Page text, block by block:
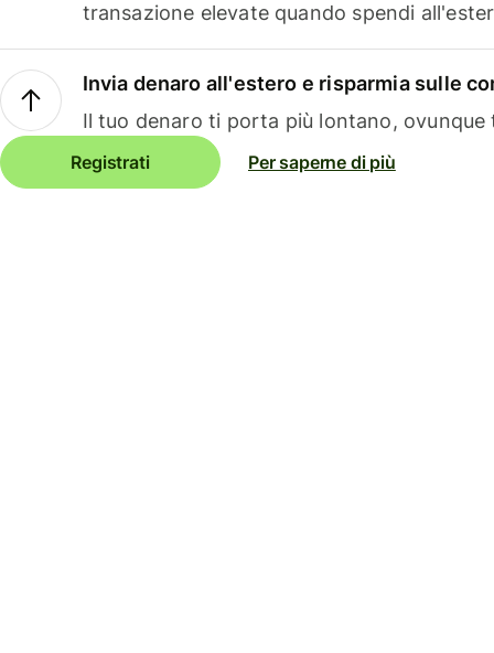
transazione elevate quando spendi
Invia denaro all'estero e risparmia sulle
Il tuo denaro ti porta più lontano, ovunque
Registrati Per saperne di più